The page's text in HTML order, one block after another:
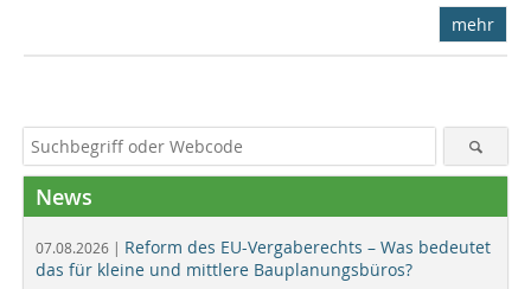
mehr
News
07.08.2026 | Reform des EU-Vergaberechts – Was bedeutet
das für kleine und mittlere Bauplanungsbüros?